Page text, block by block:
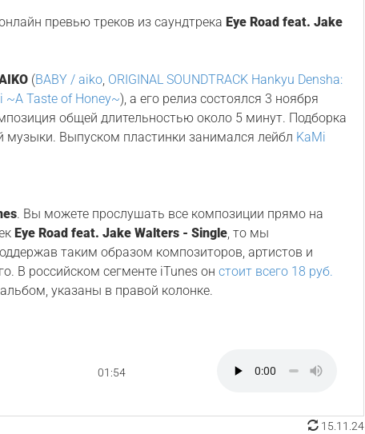
превью треков из саундтрека Eye Road feat. Jake
(BABY / aiko, ORIGINAL SOUNDTRACK Hankyu Densha:
~A Taste of Honey~), а его релиз состоялся 3 ноября
общей длительностью около 5 минут. Подборка
музыки. Выпуском пластинки занимался лейбл KaMi
. Вы можете прослушать все композиции прямо на
Eye Road feat. Jake Walters - Single, то мы
таким образом композиторов, артистов и
В российском сегменте iTunes онстоит всего 18 руб.
указаны в правой колонке.
01:54
15.11.24